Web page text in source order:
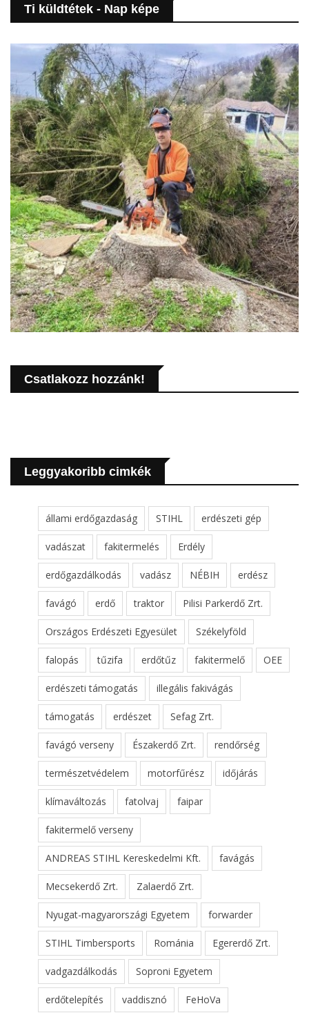
Ti küldtétek - Nap képe
Csatlakozz hozzánk!
Leggyakoribb cimkék
állami erdőgazdaság STIHL erdészeti gép
vadászat fakitermelés Erdély
erdőgazdálkodás vadász NÉBIH erdész
favágó erdő traktor Pilisi Parkerdő Zrt.
Országos Erdészeti Egyesület Székelyföld
falopás tűzifa erdőtűz fakitermelő OEE
erdészeti támogatás illegális fakivágás
támogatás erdészet Sefag Zrt.
favágó verseny Északerdő Zrt. rendőrség
természetvédelem motorfűrész időjárás
klímaváltozás fatolvaj faipar
fakitermelő verseny
ANDREAS STIHL Kereskedelmi Kft. favágás
Mecsekerdő Zrt. Zalaerdő Zrt.
Nyugat-magyarországi Egyetem forwarder
STIHL Timbersports Románia Egererdő Zrt.
vadgazdálkodás Soproni Egyetem
erdőtelepítés vaddisznó FeHoVa